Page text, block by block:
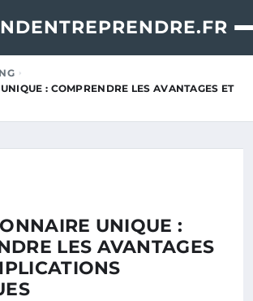
: COMPRENDRE LES AVANTAGES ET
UNIQUE :
LES AVANTAGES